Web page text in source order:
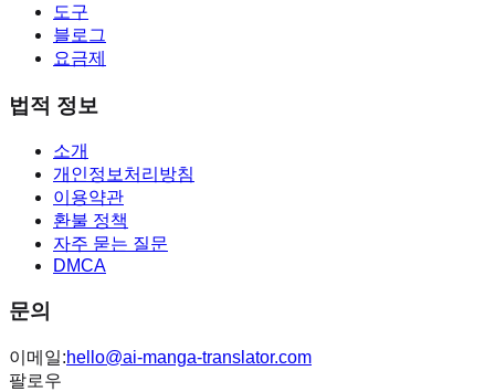
도구
블로그
요금제
법적 정보
소개
개인정보처리방침
이용약관
환불 정책
자주 묻는 질문
DMCA
문의
이메일:hello@ai-manga-translator.com
팔로우